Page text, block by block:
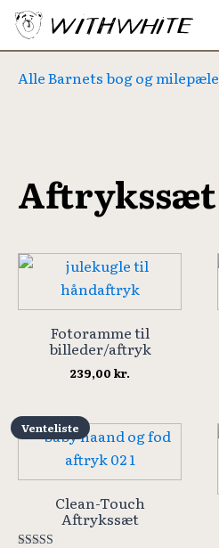
Alle Barnets bog og milepæle
Aftrykssæt
Fotoramme til
billeder/aftryk
239,00 kr.
Venteliste
Clean-Touch
Aftrykssæt